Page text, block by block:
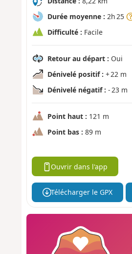
Durée moyenne : 2h 25
Difficulté : Facile
Retour au départ : Oui
Dénivelé positif : + 22 m
Dénivelé négatif : - 23 m
Point haut : 121 m
Point bas : 89 m
Ouvrir dans l'app
Télécharger le GPX